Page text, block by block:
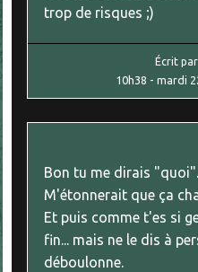
trop de risques ;)
Écrit
10h38 -mardi
Bon tu me dirais "quoi".
M'étonnerait que ça
Et puis comme t'es si
fin... mais ne le dis à
déboulonne.